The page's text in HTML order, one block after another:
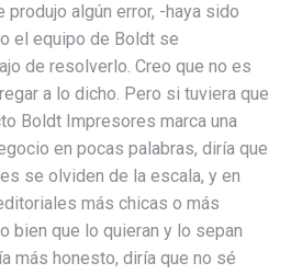
algún error, -haya sido
el equipo de Boldt se
de resolverlo. Creo que no es
a lo dicho. Pero si tuviera que
Boldt Impresores marca una
en pocas palabras, diría que
se olviden de la escala, y en
más chicas o más
bien que lo quieran y lo sepan
más honesto, diría que no sé